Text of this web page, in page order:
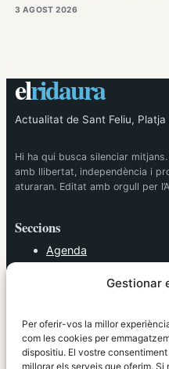
Gestionar
Per oferir-vos la millor
com les cookies per
dispositiu. El vostre
millorar els serveis que oferim.
3 AGOST 2026
elridaura
Actualitat de Sant Feliu, Platja
Hi ha qui busca silenciar
amb llibertat, independència i
aturaran. Editat amb orgull per
Seccions
Agenda
Política
Societat
Tendències